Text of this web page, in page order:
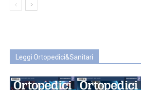
Leggi Ortopedici&Sanitari